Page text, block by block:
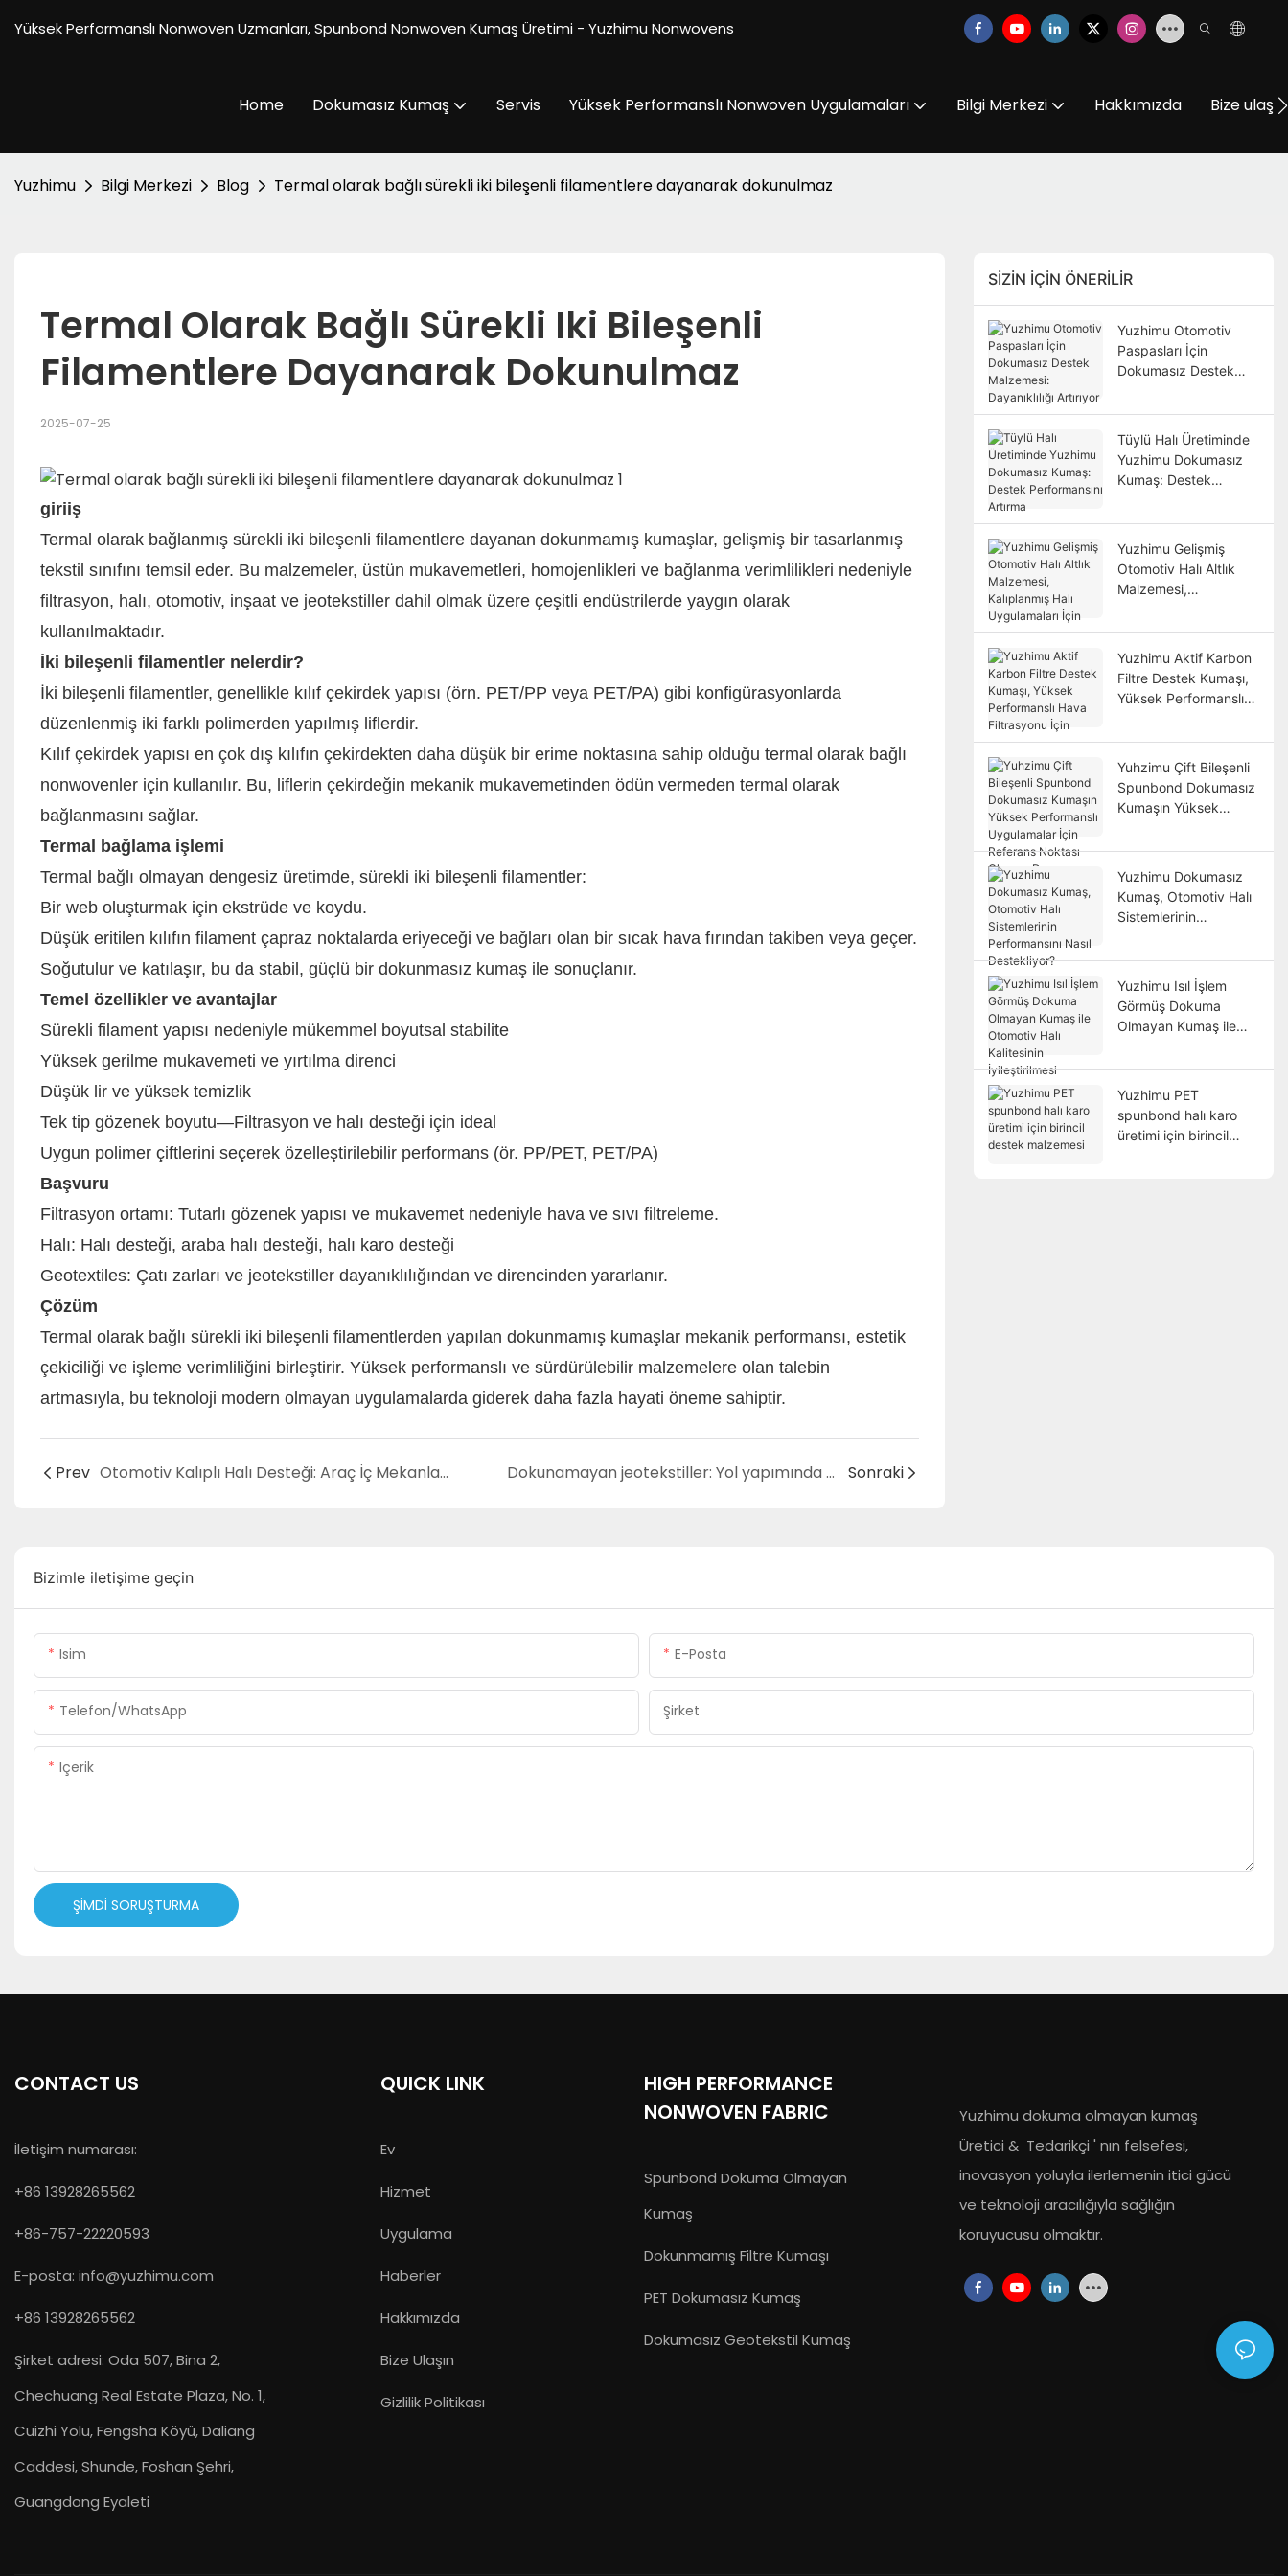
Yüksek Performanslı Nonwoven Uzmanları, Spunbond Nonwoven Kumaş Üretimi - Yuzhimu Nonwovens
Home Dokumasız Kumaş Servis Yüksek Performanslı Nonwoven Uygulamaları Bilgi Merkezi Hakkımızda Bize ulaşın
Yuzhimu Bilgi Merkezi Blog Termal olarak bağlı sürekli iki bileşenli filamentlere dayanarak dokunulmaz
Termal Olarak Bağlı Sürekli Iki Bileşenli
Filamentlere Dayanarak Dokunulmaz
2025-07-25
giriiş
Termal olarak bağlanmış sürekli iki bileşenli filamentlere dayanan dokunmamış kumaşlar, gelişmiş bir tasarlanmış
tekstil sınıfını temsil eder. Bu malzemeler, üstün mukavemetleri, homojenlikleri ve bağlanma verimlilikleri nedeniyle
filtrasyon, halı, otomotiv, inşaat ve jeotekstiller dahil olmak üzere çeşitli endüstrilerde yaygın olarak
kullanılmaktadır.
İki bileşenli filamentler nelerdir?
İki bileşenli filamentler, genellikle kılıf çekirdek yapısı (örn. PET/PP veya PET/PA) gibi konfigürasyonlarda
düzenlenmiş iki farklı polimerden yapılmış liflerdir.
Kılıf çekirdek yapısı en çok dış kılıfın çekirdekten daha düşük bir erime noktasına sahip olduğu termal olarak bağlı
nonwovenler için kullanılır. Bu, liflerin çekirdeğin mekanik mukavemetinden ödün vermeden termal olarak
bağlanmasını sağlar.
Termal bağlama işlemi
Termal bağlı olmayan dengesiz üretimde, sürekli iki bileşenli filamentler:
Bir web oluşturmak için ekstrüde ve koydu.
Düşük eritilen kılıfın filament çapraz noktalarda eriyeceği ve bağları olan bir sıcak hava fırından takiben veya geçer.
Soğutulur ve katılaşır, bu da stabil, güçlü bir dokunmasız kumaş ile sonuçlanır.
Temel özellikler ve avantajlar
Sürekli filament yapısı nedeniyle mükemmel boyutsal stabilite
Yüksek gerilme mukavemeti ve yırtılma direnci
Düşük lir ve yüksek temizlik
Tek tip gözenek boyutu—Filtrasyon ve halı desteği için ideal
Uygun polimer çiftlerini seçerek özelleştirilebilir performans (ör. PP/PET, PET/PA)
Başvuru
Filtrasyon ortamı: Tutarlı gözenek yapısı ve mukavemet nedeniyle hava ve sıvı filtreleme.
Halı: Halı desteği, araba halı desteği, halı karo desteği
Geotextiles: Çatı zarları ve jeotekstiller dayanıklılığından ve direncinden yararlanır.
Çözüm
Termal olarak bağlı sürekli iki bileşenli filamentlerden yapılan dokunmamış kumaşlar mekanik performansı, estetik
çekiciliği ve işleme verimliliğini birleştirir. Yüksek performanslı ve sürdürülebilir malzemelere olan talebin
artmasıyla, bu teknoloji modern olmayan uygulamalarda giderek daha fazla hayati öneme sahiptir.
Prev Otomotiv Kalıplı Halı Desteği: Araç İç Mekanları için Mühendislik Konforu ve Dayanıklılık Dokunamayan jeotekstiller: Yol yapımında hayati bir bileşen Sonraki
SIZIN IÇIN ÖNERILIR
Yuzhimu Otomotiv
Paspasları İçin
Dokumasız Destek
Dayanıklılığı Artırıyor
Tüylü Halı Üretiminde
Yuzhimu Dokumasız
Kumaş: Destek
Yuzhimu Gelişmiş
Otomotiv Halı Altlık
Malzemesi,
Uygulamaları İçin
Yuzhimu Aktif Karbon
Filtre Destek Kumaşı,
Yüksek Performanslı
Yuhzimu Çift Bileşenli
Spunbond Dokumasız
Kumaşın Yüksek
Uygulamalar İçin
Referans Noktası
Olmaya Devam
Etmesinin Nedenleri
Yuzhimu Dokumasız
Kumaş, Otomotiv Halı
Sistemlerinin
Destekliyor?
Yuzhimu Isıl İşlem
Görmüş Dokuma
Olmayan Kumaş ile
Kalitesinin
İyileştirilmesi
Yuzhimu PET
spunbond halı karo
üretimi için birincil
Bizimle iletişime geçin
Isim E-Posta
Telefon/WhatsApp Şirket
Içerik
ŞIMDI SORUŞTURMA
CONTACT US
İletişim numarası:
+86 13928265562
+86-757-22220593
E-posta: info@yuzhimu.com
+86 13928265562
Şirket adresi: Oda 507, Bina 2,
Chechuang Real Estate Plaza, No. 1,
Cuizhi Yolu, Fengsha Köyü, Daliang
Caddesi, Shunde, Foshan Şehri,
Guangdong Eyaleti
QUICK LINK
Ev
Hizmet
Uygulama
Haberler
Hakkımızda
Bize Ulaşın
Gizlilik Politikası
HIGH PERFORMANCE
NONWOVEN FABRIC
Spunbond Dokuma Olmayan
Kumaş
Dokunmamış Filtre Kumaşı
PET Dokumasız Kumaş
Dokumasız Geotekstil Kumaş
Yuzhimu dokuma olmayan kumaş
Üretici & Tedarikçi ' nın felsefesi,
inovasyon yoluyla ilerlemenin itici gücü
ve teknoloji aracılığıyla sağlığın
koruyucusu olmaktır.